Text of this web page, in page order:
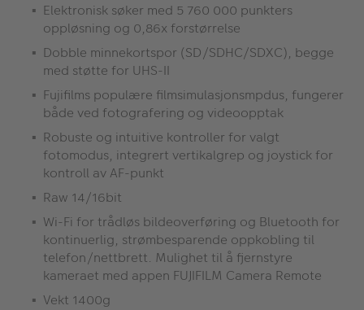
Elektronisk søker med 5 760 000 punkters
oppløsning og 0,86x forstørrelse
Dobble minnekortspor (SD/SDHC/SDXC), begge
med støtte for UHS-II
Fujifilms populære filmsimulasjonsmpdus, fungerer
både ved fotografering og videoopptak
Robuste og intuitive kontroller for valgt
fotomodus, integrert vertikalgrep og joystick for
kontroll av AF-punkt
Raw 14/16bit
Wi-Fi for trådløs bildeoverføring og Bluetooth for
kontinuerlig, strømbesparende oppkobling til
telefon/nettbrett. Mulighet til å fjernstyre
kameraet med appen FUJIFILM Camera Remote
Vekt 1400g